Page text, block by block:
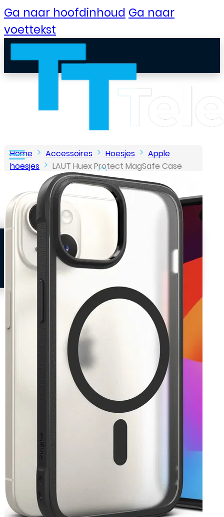
Ga naar hoofdinhoud Ga naar
voettekst
B2B Portaal
Klantenservice
Neem contact op
Veelgestelde vragen
Home Accessoires Hoesjes
Apple
hoesjes
LAUT Huex Protect MagSafe Case
iPhone 15/14/13 – Zwart